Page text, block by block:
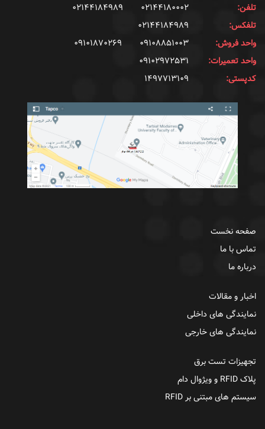
تلفن: ۰۲۱۴۴۱۸۰۰۰۲
۰۲۱۴۴۱۸۴۹۸۹
تلفکس:
۰۲۱۴۴۱۸۴۹۸۹
واحد فروش:
۰۹۱۰۸۸۵۱۰۰۳
۰۹۱۰۱۸۷۰۲۶۹
واحد تعمیرات:
۰۹۱۰۲۹۷۲۵۳۱
کدپستی:
۱۴۹۷۷۱۳۱۰۹
صفحه نخست
تماس با ما
درباره ما
اخبار و مقالات
نمایندگی های داخلی
نمایندگی های خارجی
تجهیزات تست برق
پلاک RFID و ویژوال دام
سیستم های مبتنی بر RFID